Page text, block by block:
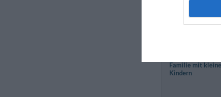
Kindern
Familie mit
Kindern